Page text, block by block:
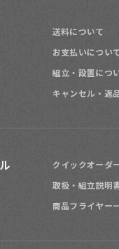
送料について
お支払いについ
組立・設置につ
キャンセル・返
クイックオーダ
取扱・組立説明
商品フライヤー